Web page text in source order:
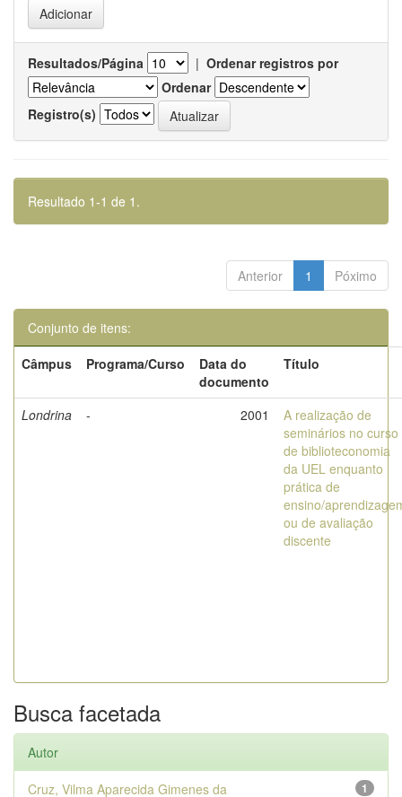
Resultados/Página | Ordenar registros por
Ordenar
Registro(s)
Resultado 1-1 de 1.
Anterior 1 Póximo
Conjunto de itens:
Câmpus
Programa/Curso
Data do
documento
Título
Londrina - 2001
A realização de
seminários no curso
de biblioteconomia
da UEL enquanto
prática de
ensino/
ou de avaliação
discente
Busca facetada
Autor
1
Cruz, Vilma Aparecida Gimenes da